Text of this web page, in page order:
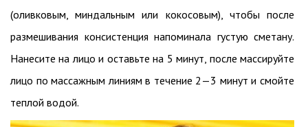
(оливковым, миндальным или кокосовым), чтобы после
размешивания консистенция напоминала густую сметану.
Нанесите на лицо и оставьте на 5 минут, после массируйте
лицо по массажным линиям в течение 2—3 минут и смойте
теплой водой.